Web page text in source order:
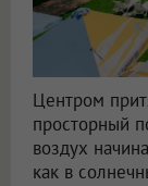
Центром
просторный
воздух
как в